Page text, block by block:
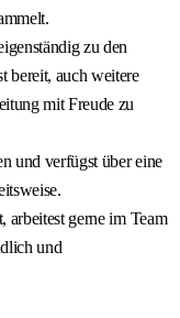
zu den
bereit, auch weitere
mit Freude zu
und verfügst über eine
arbeitest gerne im Team
und